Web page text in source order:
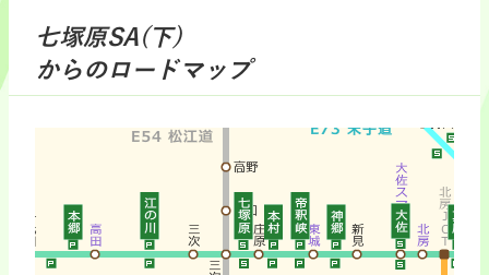
七塚原SA(下)
からのロードマップ